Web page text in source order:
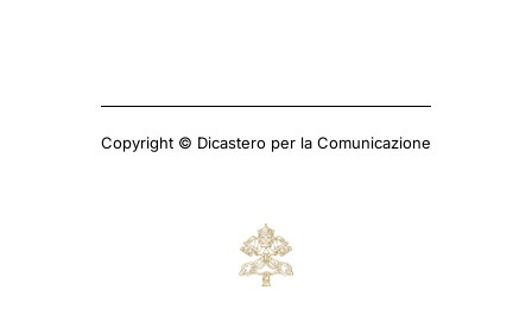
Copyright © Dicastero per la Comunicazione